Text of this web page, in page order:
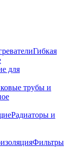
Гибкая
для
трубы и
Радиаторы и
Фильтры